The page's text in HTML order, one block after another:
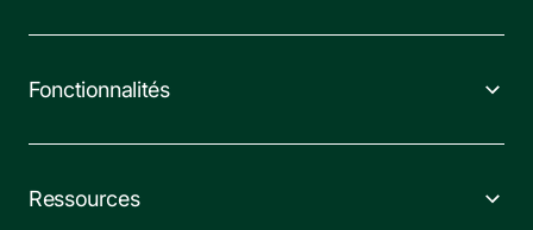
Fonctionnalités
Ressources